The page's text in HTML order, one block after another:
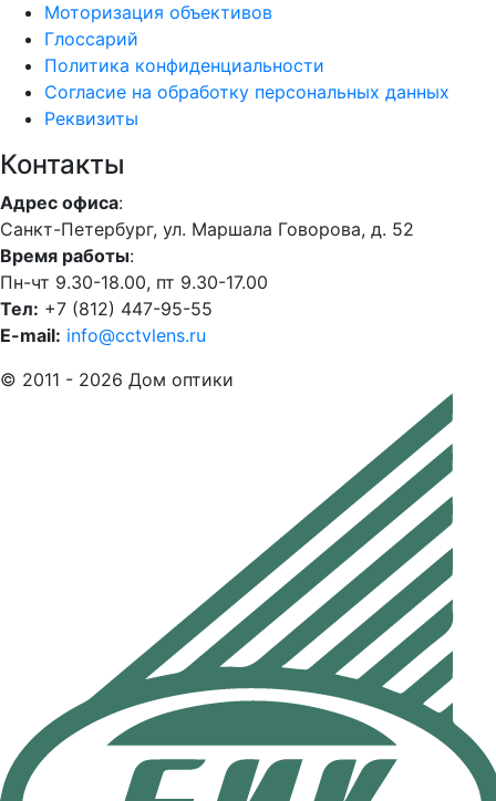
Моторизация объективов
Глоссарий
Политика конфиденциальности
Согласие на обработку персональных данных
Реквизиты
Контакты
Адрес офиса:
Санкт-Петербург, ул. Маршала Говорова, д. 52
Время работы:
Пн-чт 9.30-18.00, пт 9.30-17.00
Тел: +7 (812) 447-95-55
E-mail: info@cctvlens.ru
© 2011 - 2026 Дом оптики